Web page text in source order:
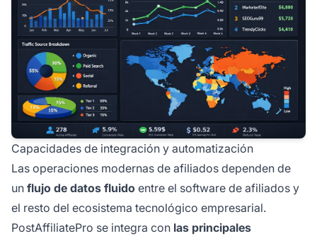
Capacidades de integración y automatización
Las operaciones modernas de afiliados dependen de
un flujo de datos fluido entre el software de afiliados y
el resto del ecosistema tecnológico empresarial.
PostAffiliatePro se integra con las principales